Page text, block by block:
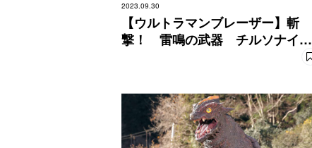
2023.09.30
【ウルトラマンブレーザー】斬
撃！ 雷鳴の武器 チルソナイト